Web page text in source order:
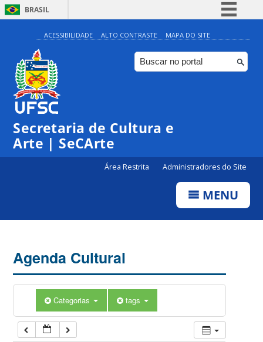
BRASIL
Simplifique!
Comunica BR
Participe
ACESSIBILIDADE ALTO CONTRASTE MAPA DO SITE
Secretaria de Cultura e
Arte | SeCArte
Área Restrita Administradores do Site
MENU
Agenda Cultural
Categorias tags
0:00
1:00
5:00
7:00